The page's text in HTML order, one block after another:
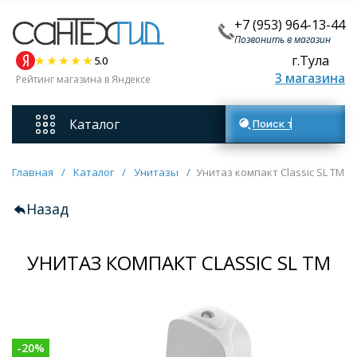
+7 (953) 964-13-44
Позвонить в магазин
5.0
Рейтинг магазина в Яндексе
г.Тула
3 магазина
Каталог
Смесители
Унитазы
Мебель для ванных комнат
Поиск товаров
Главная / Каталог / Унитазы / Унитаз компакт Classic SL ТМ
Назад
УНИТАЗ КОМПАКТ CLASSIC SL ТМ
-20%